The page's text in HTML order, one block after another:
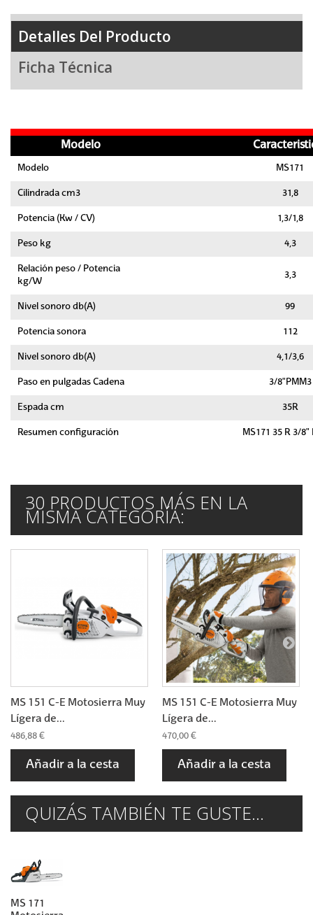
Detalles Del Producto
Ficha Técnica
Modelo
Modelo MS171
Cilindrada cm3 31,8
Potencia (Kw / CV) 1,3/1,8
Peso kg 4,3
Relación peso / Potencia
kg/W
3,3
Nivel sonoro db(A) 99
Potencia sonora 112
Nivel sonoro db(A) 4,1/3,6
Paso en pulgadas Cadena 3/8"PMM3
Espada cm 35R
Resumen configuración MS171 35 R 3/8"
30 PRODUCTOS MÁS EN LA
MISMA CATEGORÍA:
MS 151 C-E Motosierra Muy
Lígera de...
486,88 €
Añadir a la cesta
MS 151 C-E Motosierra Muy
Lígera de...
470,00 €
Añadir a la cesta
QUIZÁS TAMBIÉN TE GUSTE...
MS 171